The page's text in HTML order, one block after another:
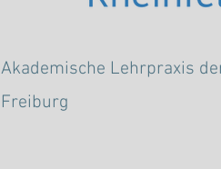
Akademische Lehrpraxis
Freiburg